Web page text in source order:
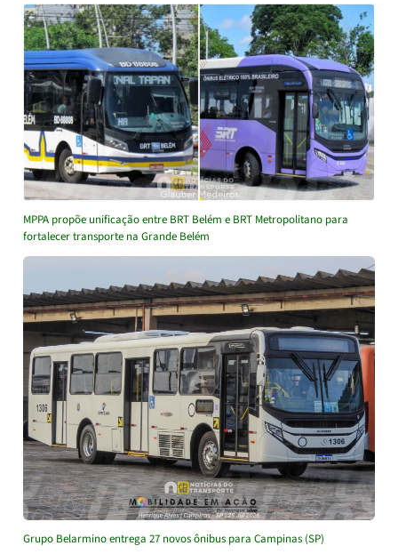
MPPA propõe unificação entre BRT Belém e BRT Metropolitano para
fortalecer transporte na Grande Belém
Grupo Belarmino entrega 27 novos ônibus para Campinas (SP)